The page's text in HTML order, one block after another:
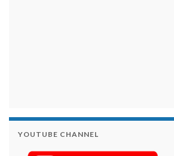
YOUTUBE CHANNEL